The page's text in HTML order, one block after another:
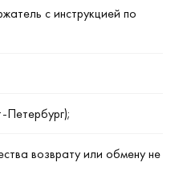
с инструкцией по
Петербург);
возврату или обмену не